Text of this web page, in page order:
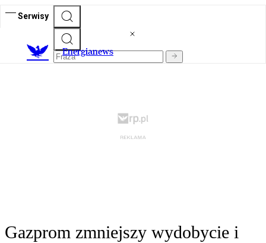
Serwisy
Energianews
Gazprom zmniejszy wydobycie i